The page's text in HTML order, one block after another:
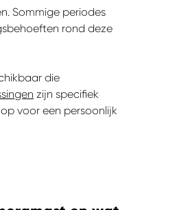
Sommige periodes
rond deze
die
zijn specifiek
op voor een persoonlijk